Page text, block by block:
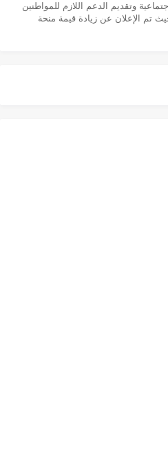
وتقديم الدعم اللازم للمواطنين
تم الإعلان عن زيادة قيمة منحة